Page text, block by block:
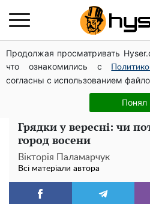
Продолжая просматривать
что ознакомились с
согласны с использованием
Понял
Посол ОБСЄ вдруге відвідав
по житловому будинку на
Гола Олена Тополя у цікавих
щелепи: злив відео – було
Грядки у вересні: чи
город восени
Вікторія Паламарчук
Всі матеріали автора